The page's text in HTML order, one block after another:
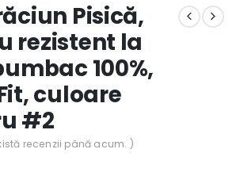
Pisică,
rezistent la
100%,
culoare
#2
recenzii până acum. )